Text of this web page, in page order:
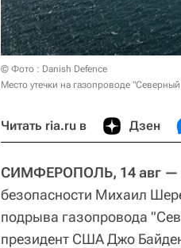
© Фото : Danish Defence
Место утечки на газопроводе
Читать ria.ru в Дзен
СИМФЕРОПОЛЬ, 14 авг —
безопасности Михаил
подрыва газопровода
президент США Джо